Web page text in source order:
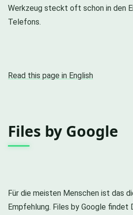
Werkzeug steckt oft schon in den
Telefons.
Read this page in English
Files by Google
Für die meisten Menschen ist das
Empfehlung. Files by Google findet